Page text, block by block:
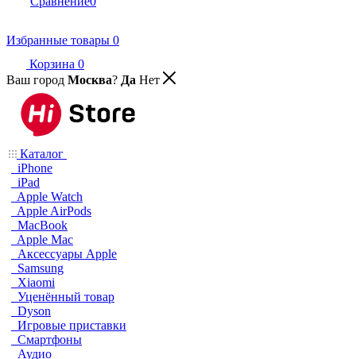
Избранные товары 0
Корзина 0
Ваш город Москва? Да Нет
Каталог
iPhone
iPad
Apple Watch
Apple AirPods
MacBook
Apple Mac
Аксессуары Apple
Samsung
Xiaomi
Уценённый товар
Dyson
Игровые приставки
Смартфоны
Аудио